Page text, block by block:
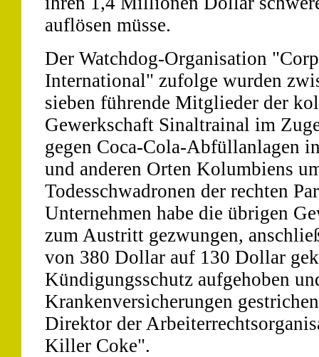
auflösen müsse.
Der Watchdog-Organisation
International" zufolge wurden
sieben führende Mitglieder der
Gewerkschaft Sinaltrainal im
gegen Coca-Cola-Abfüllanlagen
und anderen Orten Kolumbiens
Todesschwadronen der rechten
Unternehmen habe die übrigen
zum Austritt gezwungen,
von 380 Dollar auf 130 Dollar
Kündigungsschutz aufgehoben
Krankenversicherungen
Direktor der
Killer Coke".